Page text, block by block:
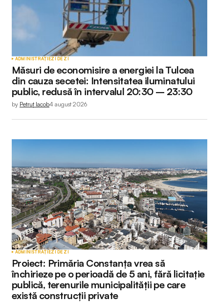
ADMINISTRAȚIEZI DE ZI
Măsuri de economisire a energiei la Tulcea
din cauza secetei: Intensitatea iluminatului
public, redusă în intervalul 20:30 – 23:30
by Petruț Iacob4 august 2026
ADMINISTRAȚIEZI DE ZI
Proiect: Primăria Constanța vrea să
închirieze pe o perioadă de 5 ani, fără licitație
publică, terenurile municipalității pe care
există construcții private